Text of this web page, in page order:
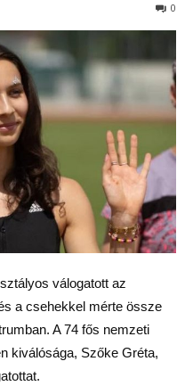
0
válogatott az
a csehekkel mérte össze
A 74 fős nemzeti
kiválósága, Szőke Gréta,